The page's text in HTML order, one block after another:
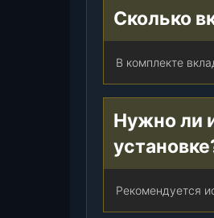
Сколько
В комплекте
Нужно ли
Рекомендуется